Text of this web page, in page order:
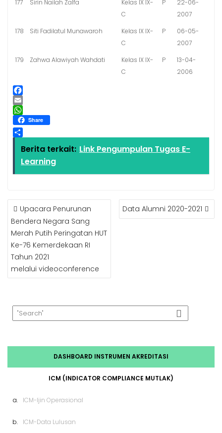
177 Sirin Nailah Zalfa
Kelas IX IX-
C
P
22-06-
2007
178
Siti Fadilatul Munawaroh
Kelas IX IX-
C
P
06-05-
2007
179
Zahwa Alawiyah Wahdati
Kelas IX IX-
C
P
13-04-
2006
F
a
e
b
E
m
a
i
W
h
a
Share
Berita terkait: Link Pengumpulan Tugas E-
Learning
Upacara Penurunan
Bendera Negara Sang
Merah Putih Peringatan HUT
Ke-76 Kemerdekaan RI
Tahun 2021
melalui videoconference
Data Alumni 2020-2021
DASHBOARD INSTRUMEN AKREDITASI
ICM (INDICATOR COMPLIANCE MUTLAK)
a. ICM-Ijin Operasional
b. ICM-Data Lulusan